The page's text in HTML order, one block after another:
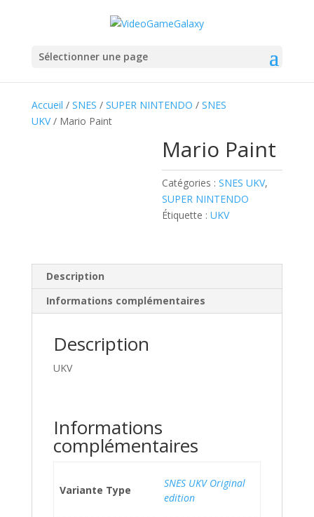
Sélectionner une page
Accueil / SNES / SUPER NINTENDO / SNES
UKV/ Mario Paint
Mario Paint
Catégories :SNES UKV,
SUPER NINTENDO
Étiquette :UKV
Description
Informations complémentaires
Description
UKV
Informations
complémentaires
Variante Type
SNES UKV Original
edition